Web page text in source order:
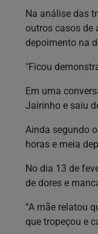
Na análise das
outros casos de
depoimento na
"Ficou
Em uma
Jairinho e saiu
Ainda segundo
horas e meia
No dia 13 de
de dores e
“A mãe relatou
que tropeçou e